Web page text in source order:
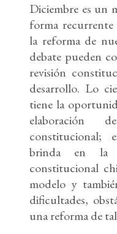
Diciembre es un
forma recurrente
la reforma de
debate pueden
revisión
desarrollo. Lo
tiene la
constitucional;
brinda en la
constitucional
modelo y
dificultades,
una reforma de